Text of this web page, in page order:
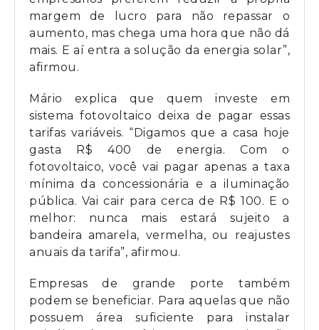
margem de lucro para não repassar o
aumento, mas chega uma hora que não dá
mais. E aí entra a solução da energia solar”,
afirmou.
Mário explica que quem investe em
sistema fotovoltaico deixa de pagar essas
tarifas variáveis. “Digamos que a casa hoje
gasta R$ 400 de energia. Com o
fotovoltaico, você vai pagar apenas a taxa
mínima da concessionária e a iluminação
pública. Vai cair para cerca de R$ 100. E o
melhor: nunca mais estará sujeito a
bandeira amarela, vermelha, ou reajustes
anuais da tarifa”, afirmou.
Empresas de grande porte também
podem se beneficiar. Para aquelas que não
possuem área suficiente para instalar